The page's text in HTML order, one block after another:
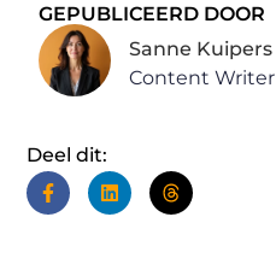
GEPUBLICEERD DOOR
Sanne Kuipers
Content Writer
Deel dit: